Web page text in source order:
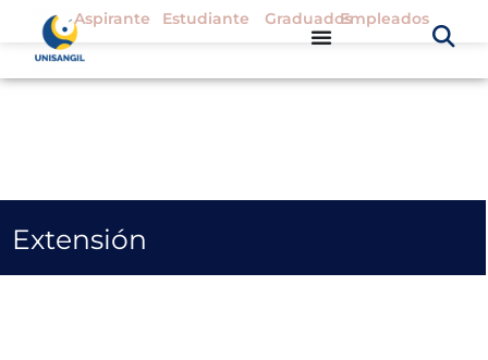
Aspirante Estudiante GraduadosEmpleados
Extensión